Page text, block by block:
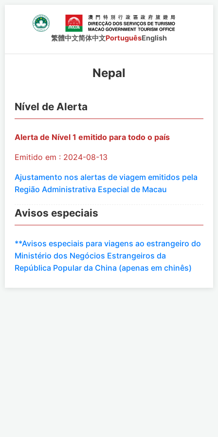
繁體中文简体中文PortuguêsEnglish
Nepal
Nível de Alerta
Alerta de Nível 1 emitido para todo o país
Emitido em : 2024-08-13
Ajustamento nos alertas de viagem emitidos pela
Região Administrativa Especial de Macau
Avisos especiais
**Avisos especiais para viagens ao estrangeiro do
Ministério dos Negócios Estrangeiros da
República Popular da China (apenas em chinês)